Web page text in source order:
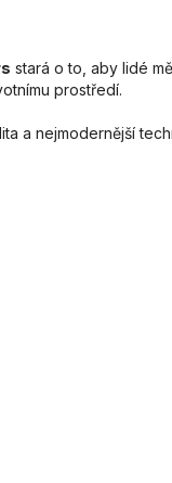
stará o to, aby lidé
prostředí.
a nejmodernější